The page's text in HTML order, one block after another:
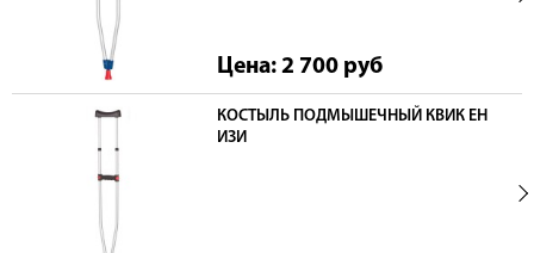
Цена: 2 700 руб
КОСТЫЛЬ ПОДМЫШЕЧНЫЙ КВИК ЕН
ИЗИ